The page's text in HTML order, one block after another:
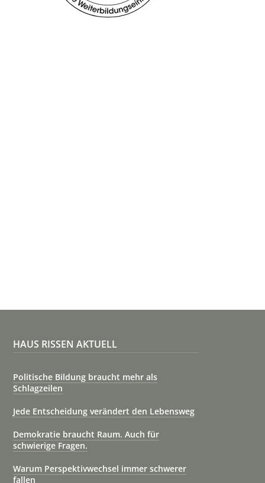
HAUS RISSEN AKTUELL
Politische Bildung braucht mehr als
Schlagzeilen
Jede Entscheidung verändert den Lebensweg
Demokratie braucht Raum. Auch für
schwierige Fragen.
Warum Perspektivwechsel immer schwerer
fallen